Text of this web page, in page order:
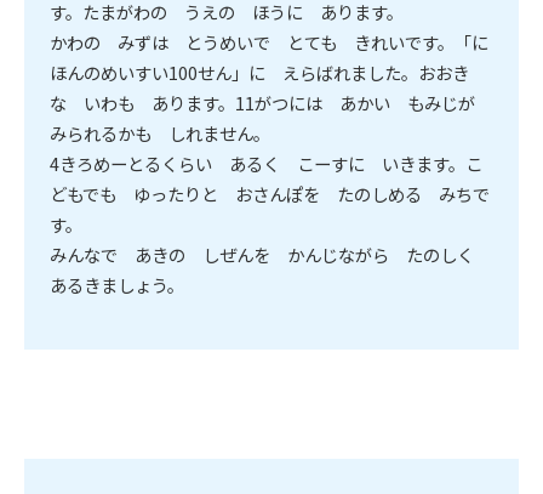
す。たまがわの うえの ほうに あります。
かわの みずは とうめいで とても きれいです。「に
ほんのめいすい100せん」に えらばれました。おおき
な いわも あります。11がつには あかい もみじが
みられるかも しれません。
4きろめーとるくらい あるく こーすに いきます。こ
どもでも ゆったりと おさんぽを たのしめる みちで
す。
みんなで あきの しぜんを かんじながら たのしく
あるきましょう。